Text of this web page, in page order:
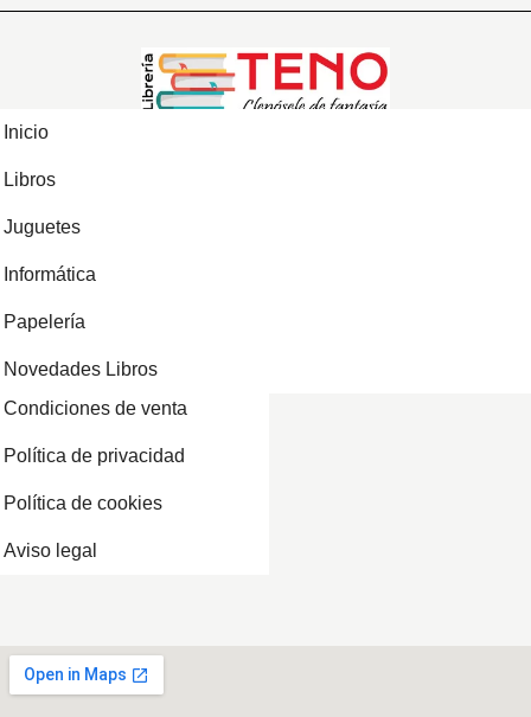
Inicio
Libros
Juguetes
Informática
Papelería
Novedades Libros
Condiciones de venta
Política de privacidad
Política de cookies
Aviso legal